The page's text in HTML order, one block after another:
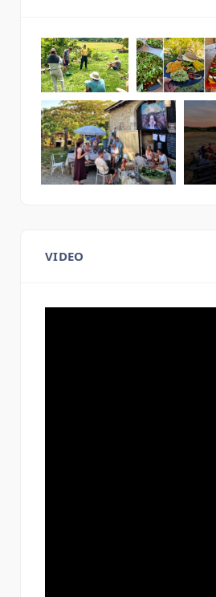
VIDEO